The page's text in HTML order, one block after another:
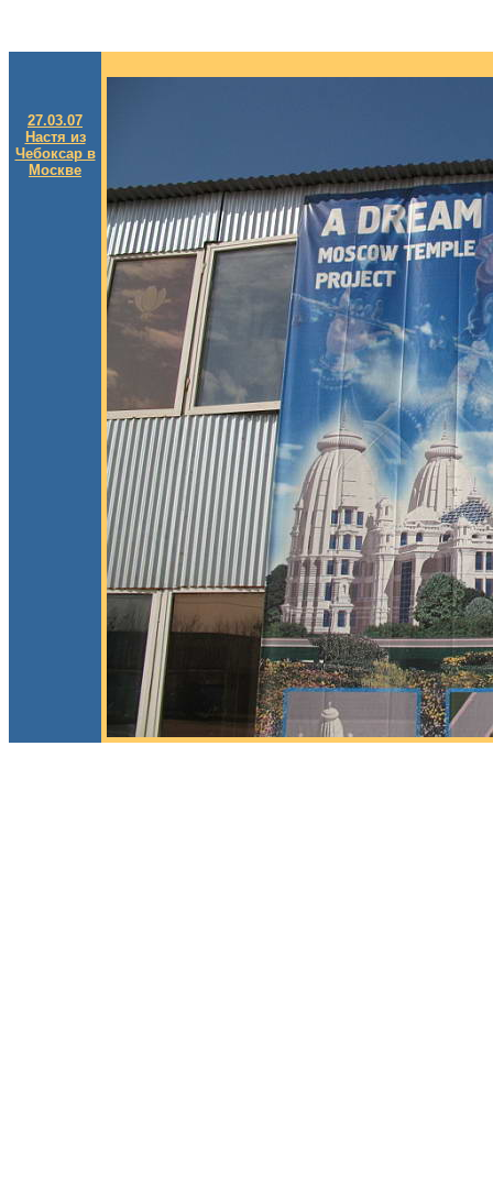
27.03.07
Настя из
Чебоксар в
Москве